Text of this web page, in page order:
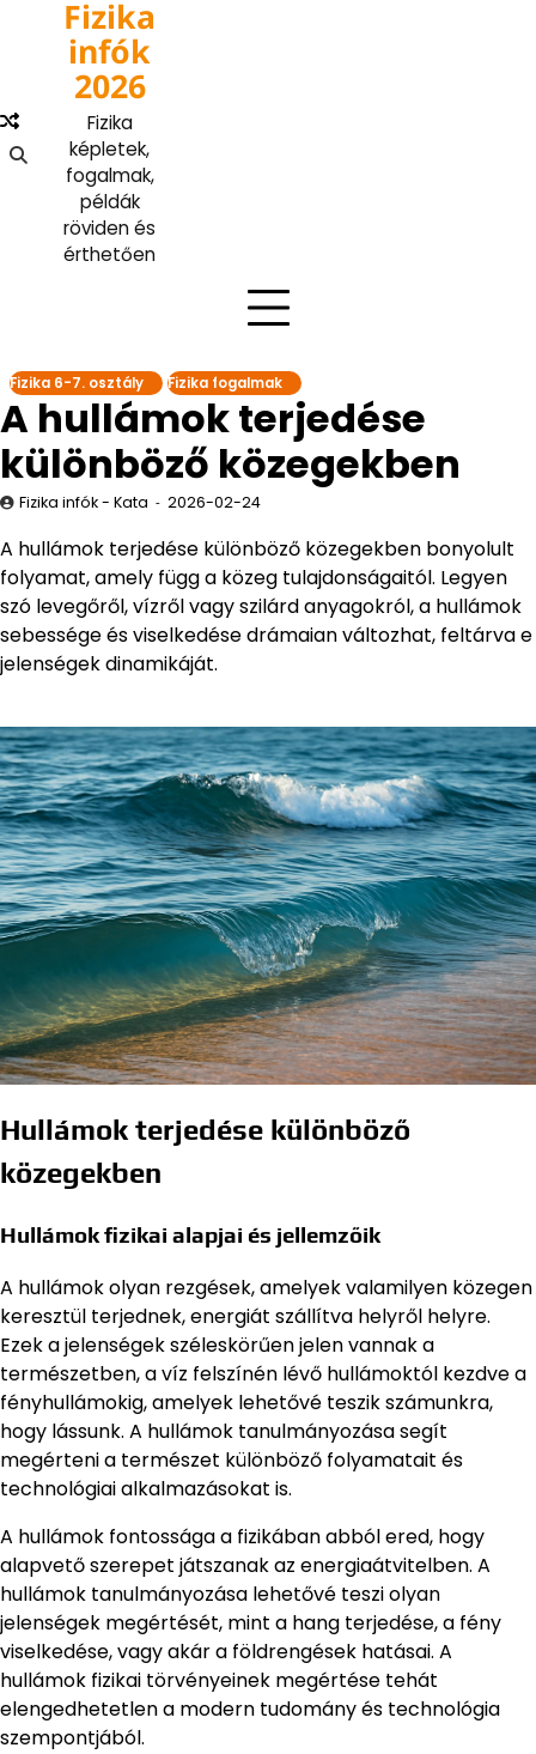
content
Fizika
infók
2026
Fizika
képletek,
fogalmak,
példák
röviden és
érthetően
Fizika 6-7. osztály Fizika fogalmak
A hullámok terjedése
különböző közegekben
Fizika infók - Kata 2026-02-24
A hullámok terjedése különböző közegekben bonyolult
folyamat, amely függ a közeg tulajdonságaitól. Legyen
szó levegőről, vízről vagy szilárd anyagokról, a hullámok
sebessége és viselkedése drámaian változhat, feltárva e
jelenségek dinamikáját.
Hullámok terjedése különböző
közegekben
Hullámok fizikai alapjai és jellemzőik
A hullámok olyan rezgések, amelyek valamilyen közegen
keresztül terjednek, energiát szállítva helyről helyre.
Ezek a jelenségek széleskörűen jelen vannak a
természetben, a víz felszínén lévő hullámoktól kezdve a
fényhullámokig, amelyek lehetővé teszik számunkra,
hogy lássunk. A hullámok tanulmányozása segít
megérteni a természet különböző folyamatait és
technológiai alkalmazásokat is.
A hullámok fontossága a fizikában abból ered, hogy
alapvető szerepet játszanak az energiaátvitelben. A
hullámok tanulmányozása lehetővé teszi olyan
jelenségek megértését, mint a hang terjedése, a fény
viselkedése, vagy akár a földrengések hatásai. A
hullámok fizikai törvényeinek megértése tehát
elengedhetetlen a modern tudomány és technológia
szempontjából.